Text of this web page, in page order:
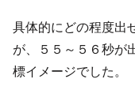
具体的にどの程度出
が、５５～５６秒が
標イメージでした。